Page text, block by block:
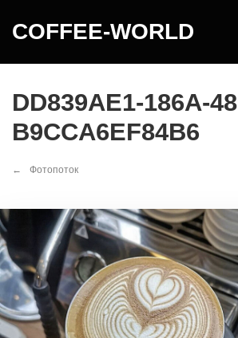
COFFEE-WORLD
DD839AE1-186A-
B9CCA6EF84B6
Фотопоток